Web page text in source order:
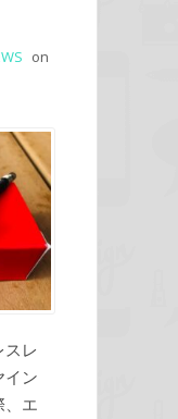
on
レ
イン
、エ